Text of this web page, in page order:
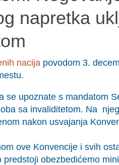
napretka
nacija povodom 3.
se upoznate s mandatom
sa invaliditetom. Na
nakon usvajanja
ove Konvencije i svih
predstoji obezbedićemo